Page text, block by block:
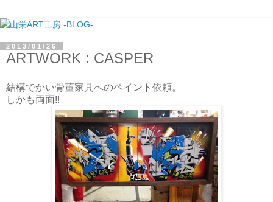
2013/01/26
ARTWORK : CASPER
結構でかい骨董家具へのペイント依頼。
しかも両面!!